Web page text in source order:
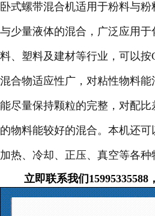
卧式螺带混合机适用于粉料与
与少量液体的混合，广泛应用
料、塑料及建材等行业，可以
混合物适应性广，对粘性物料
能尽量保持颗粒的完整，对配比
的物料能较好的混合。本机还
加热、冷却、正压、真空等各种
立即联系我们